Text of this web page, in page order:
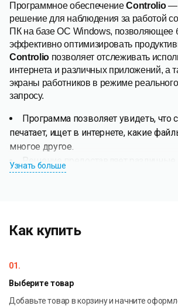
Программное обеспечениеControlio—
решение для наблюдения за работой
ПК на базе ОС Windows, позволяющее
эффективно оптимизировать
Controlio позволяет отслеживать
интернета и различных приложений, а
экраны работников в режиме
запросу.
Программа позволяет увидеть, что
печатает, ищет в интернете, какие
многое другое.
Решение предоставляет различные
множеством функций и фильтров для
Угрозы утечки информации более не
словам и событиям.
Узнать больше
Как купить
01.
Выберите товар
Добавьте товар в корзину и начните